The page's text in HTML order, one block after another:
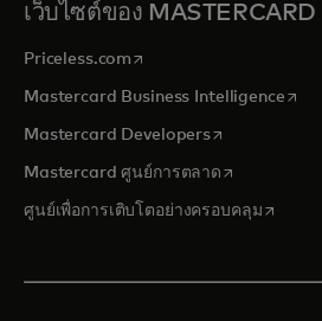
เว็บไซต์ของ MASTERCARD
Priceless.com opens in a new tab
Mastercard Business Intelligence
Mastercard Developersopens in a
Mastercard ศูนย์การตลาด opens in a
ศูนย์เพื่อการเติบโตอย่างครอบคลุมopens